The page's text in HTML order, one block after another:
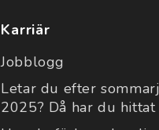
Karriär
Jobblogg
Letar du efter
2025? Då har du hittat